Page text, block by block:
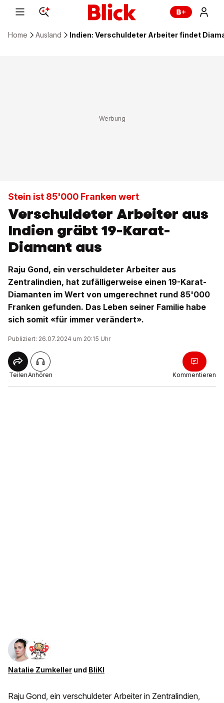
Home Ausland Indien: Verschuldeter Arbeiter findet
Stein ist 85'000 Franken wert
Verschuldeter Arbeiter aus
Indien gräbt 19-Karat-
Diamant aus
Raju Gond, ein verschuldeter Arbeiter aus
Zentralindien, hat zufälligerweise einen 19-Karat-
Diamanten im Wert von umgerechnet rund 85'000
Franken gefunden. Das Leben seiner Familie habe
sich somit «für immer verändert».
Publiziert: 26.07.2024 um 20:15 Uhr
TeilenAnhören Kommentieren
Natalie Zumkeller und BliKI
Raju Gond, ein verschuldeter Arbeiter in Zentralindien,